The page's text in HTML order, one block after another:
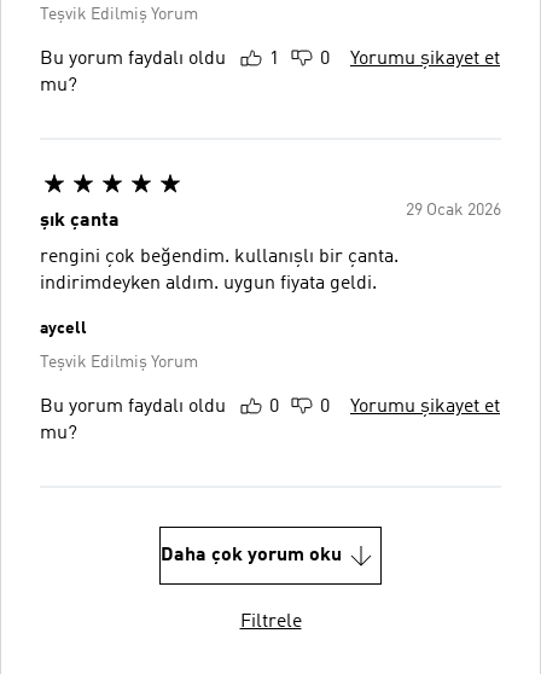
Teşvik Edilmiş Yorum
Bu yorum faydalı oldu
mu?
1 0 Yorumu şikayet et
29 Ocak 2026
şık çanta
rengini çok beğendim. kullanışlı bir çanta.
indirimdeyken aldım. uygun fiyata geldi.
aycell
Teşvik Edilmiş Yorum
Bu yorum faydalı oldu
mu?
0 0 Yorumu şikayet et
Daha çok yorum oku
Filtrele